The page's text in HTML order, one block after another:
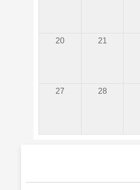
20 21
27 28